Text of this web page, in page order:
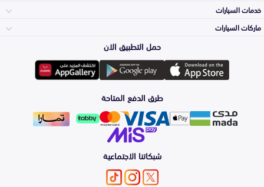
المكائن، القيرات
وملحقاتها
الشمعات
والاصطبات (الاضاءة)
الفرامل والأقمشة
لوازم الرحلات
اكسسوارات العناية
الزيوت و السوائل
خدمات السيارات
الأكثر مبيعاً
التلميع والعناية
ماركات السيارات
تويوتا
هيونداي
كيا
حمل التطبيق الان
طرق الدفع المتاحة
شبكاتنا الاجتماعية